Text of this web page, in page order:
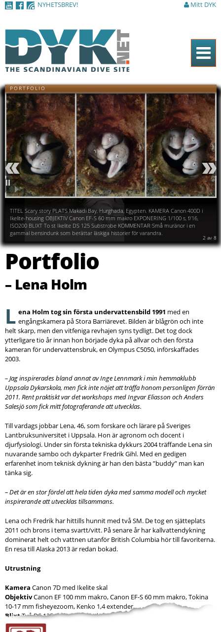
NYHETSBREV! Mitt DYK
Hem
Tidningen
Nyheter
Artiklar
DYK Guiden
Shop
Kontakt
Sök
PORTFOLIO
TITEL Scary story PLATS Makadi Bay, Hurghada, Egypten. KAMERA Canon 400D i
Ikelite-housing OBJEKTIV Canon EF-S 60 mm makro EXPONERING 1/100 s, f/16,
ISO200 BLIXT To st Ikelite DS 125 Substrobe KOMMENTAR Små muränor i en
gammal bensindunk som berättar läskiga historier för varandra.
Föregående
Pausa
Nästa
2 av 8
Portfolio
– Lena Holm
L ena Holm tog sin första undervattensbild 1991 med en
engångskamera på Stora Barriärevet. Bilden är blågrön och inte
helt skarp, men den vitfeniga revhajen syns tydligt. Det tog dock
ytterligare tio år innan hon började dyka på allvar och den första
kameran för undervattensbruk, en Olympus C5050, införskaffades
2003.
– Jag inspirerades bland annat av Inge Lennmark i min hemmaklubb
Uppsala Dykarskola, men fick inte nöjet att träffa honom personligen förrän
2011. Rent praktiskt var det workshops med Ingvar Eliasson och Anders
Salesjö som fick mitt fotograferande att utvecklas.
Till vardags jobbar Lena, 46, som forskare och lärare på Sveriges
Lantbruksuniversitet i Uppsala. Hon är agronom och docent i
djurfysiologi. Under sin första tekniska dykkurs 2004 träffande Lena sin
nuvarande sambo och dykparter Fredrik Gihl. Med en gedigen
erfarenhet inom teknisk dykning är han den bästa ”buddy” man kan
tänka sig.
– Det är en stor fördel att hela tiden dyka med samma modell och mycket
inspirerande att utvecklas tillsammans.
Lena och Fredrik har hittills hunnit med två SM. De tog en sjätteplats
2011 och brons i tema svartt/vitt. På senare år har kallvattendykning
dominerat helt och vattnen utanför British Columbia hör till favoriterna.
En resa till Alaska 2013 är redan bokad.
Utrustning
Kamera Canon 7D med Ikelite skal
ObjektivCanon EF 100 mm makro, Canon EF-S 60 mm makro, Tokina
10-17 mm fisheyezoom, Kenko 1,4 extender
BlixtTvå DS 125 Ikelite substrobe